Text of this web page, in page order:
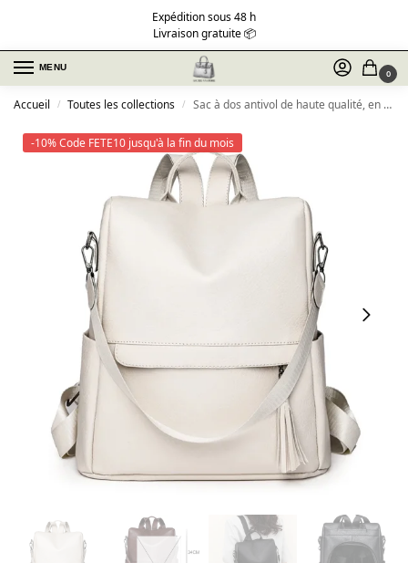
Expédition sous 48 h
Livraison gratuite 📦
MENU
0
Accueil / Toutes les collections / Sac à dos antivol de haute qualité, en cuir
-10% Code FETE10 jusqu'à la fin du mois